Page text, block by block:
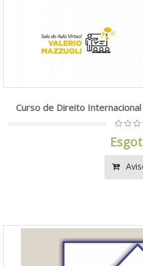
Curso de Direito